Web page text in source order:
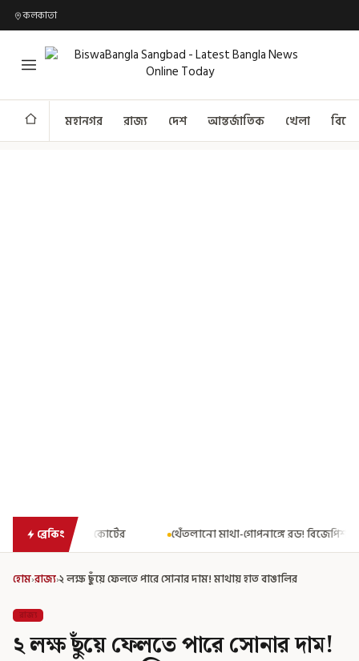
কলকাতা
মহানগর রাজ্য দেশ আন্তর্জাতিক খেলা
ব্রেকিং
থেঁতলানো মাথা-গোপনাঙ্গে রড! বিজেপিশাসিত অসমে নাবালিকার নৃশংস
হোম›রাজ্য›২ লক্ষ ছুঁয়ে ফেলতে পারে সোনার দাম! মাথায় হাত বাঙালির
রাজ্য
২ লক্ষ ছুঁয়ে ফেলতে পারে সোনার দাম!